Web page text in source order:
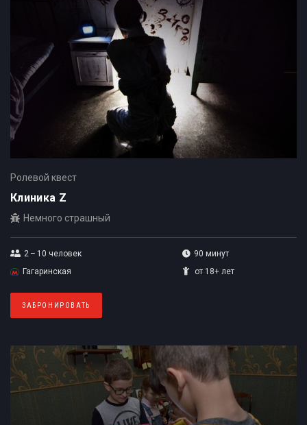
Ролевой квест
Клиника Z
Немного страшный
2 – 10 человек
90 минут
Гагаринская
от 18+ лет
ЗАБРОНИРОВАТЬ